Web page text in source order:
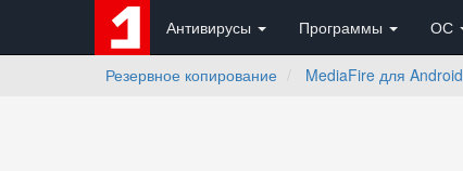
Антивирусы Программы ОС
Резервное копирование MediaFire для Android